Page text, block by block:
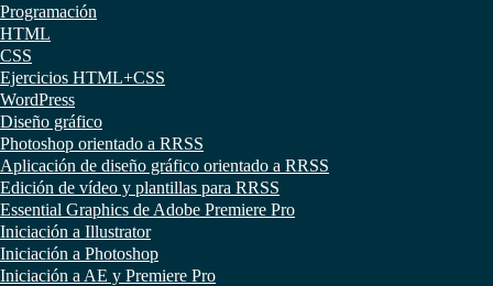
Programación
HTML
CSS
Ejercicios HTML+CSS
WordPress
Diseño gráfico
Photoshop orientado a RRSS
Aplicación de diseño gráfico orientado a RRSS
Edición de vídeo y plantillas para RRSS
Essential Graphics de Adobe Premiere Pro
Iniciación a Illustrator
Iniciación a Photoshop
Iniciación a AE y Premiere Pro